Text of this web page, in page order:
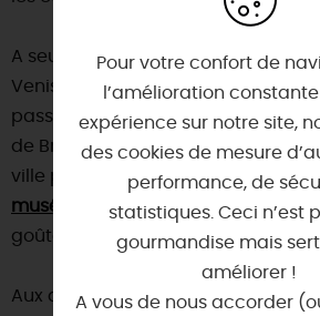
A seulement 4 km,Montargisest
Venise du Gâtinais" en référence à
passerelles qui relient les rues
de Briare, le Loing et le Canal
ville possède un grand nombre de
musée Girodet. Ne quittez pas
goûté sa spécialité : laprasline de
Aux alentours, nous vous
Pour votre confort de
l’amélioration
expérience sur notre site,
des cookies de mesure
performance, de
statistiques. Ceci n’est
gourmandise mais
améliorer !
A vous de nous accorder